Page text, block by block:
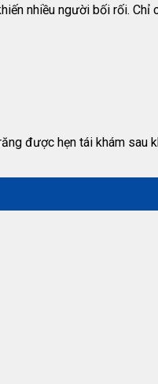
nhiều người bối rối.
được hẹn tái khám